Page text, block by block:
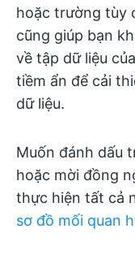
hoặc trường tùy
cũng giúp bạn
về tập dữ liệu
tiềm ẩn để cải
dữ liệu.
Muốn đánh dấu
hoặc mời đồng
thực hiện tất cả
sơ đồ mối quan